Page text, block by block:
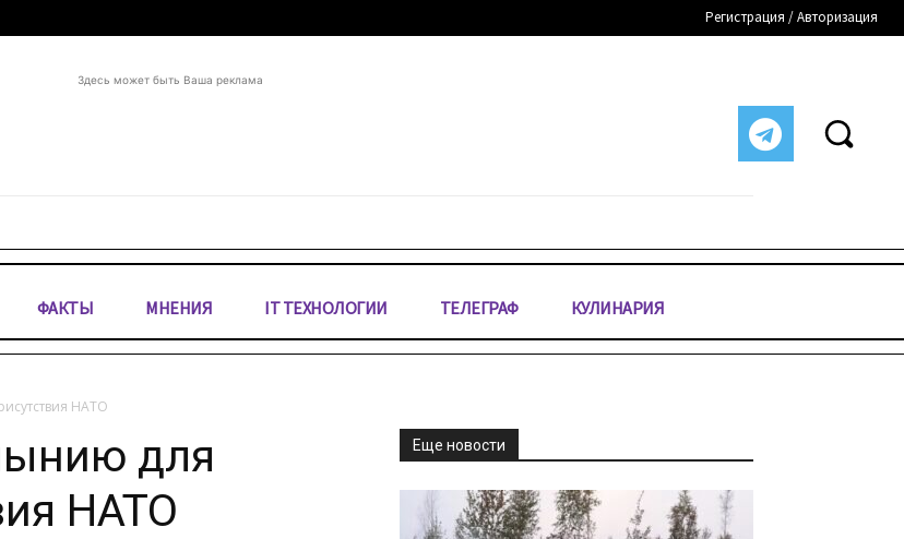
Регистрация / Авторизация
Здесь может быть Ваша реклама
ФАКТЫ МНЕНИЯ IT ТЕХНОЛОГИИ ТЕЛЕГРАФ КУЛИНАРИЯ
НАТО
для
НАТО
Еще новости